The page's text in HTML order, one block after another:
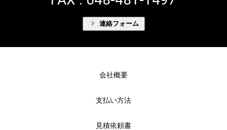
連絡フォーム
会社概要
支払い方法
見積依頼書